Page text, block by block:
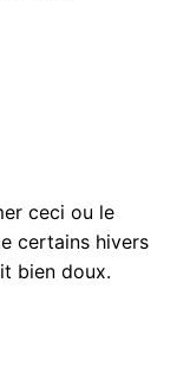
ceci ou le
certains hivers
bien doux.